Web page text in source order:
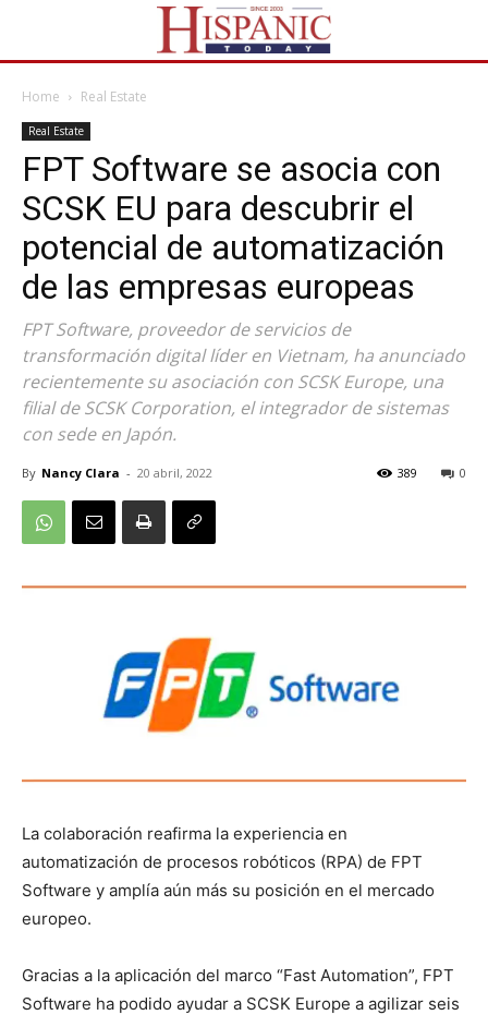
Home Real Estate
Real Estate
FPT Software se asocia con
SCSK EU para descubrir el
potencial de automatización
de las empresas europeas
FPT Software, proveedor de servicios de
transformación digital líder en Vietnam, ha anunciado
recientemente su asociación con SCSK Europe, una
filial de SCSK Corporation, el integrador de sistemas
con sede en Japón.
By Nancy Clara - 20 abril, 2022 0
389
La colaboración reafirma la experiencia en
automatización de procesos robóticos (RPA) de FPT
Software y amplía aún más su posición en el mercado
europeo.
Gracias a la aplicación del marco “Fast Automation”, FPT
Software ha podido ayudar a SCSK Europe a agilizar seis